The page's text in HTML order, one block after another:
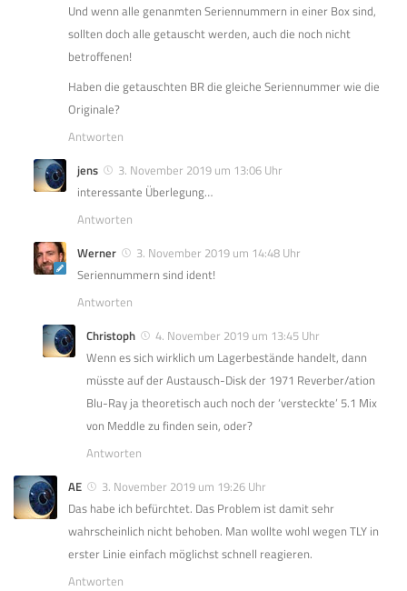
Und wenn alle genanmten Seriennummern in einer Box sind,
sollten doch alle getauscht werden, auch die noch nicht
betroffenen!
Haben die getauschten BR die gleiche Seriennummer wie die
Originale?
Antworten
jens
3. November 2019 um 13:06 Uhr
interessante Überlegung…
Antworten
Werner
3. November 2019 um 14:48 Uhr
Seriennummern sind ident!
Antworten
Christoph
4. November 2019 um 13:45 Uhr
Wenn es sich wirklich um Lagerbestände handelt, dann
müsste auf der Austausch-Disk der 1971 Reverber/ation
Blu-Ray ja theoretisch auch noch der ‘versteckte’ 5.1 Mix
von Meddle zu finden sein, oder?
Antworten
AE
3. November 2019 um 19:26 Uhr
Das habe ich befürchtet. Das Problem ist damit sehr
wahrscheinlich nicht behoben. Man wollte wohl wegen TLY in
erster Linie einfach möglichst schnell reagieren.
Antworten